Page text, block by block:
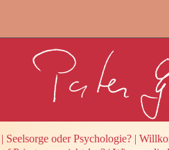
| Seelsorge oder Psychologie? |